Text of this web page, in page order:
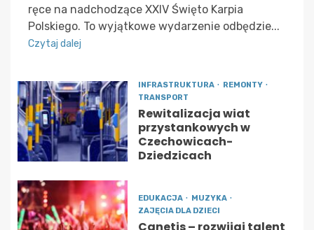
ręce na nadchodzące XXIV Święto Karpia
Polskiego. To wyjątkowe wydarzenie odbędzie...
Czytaj dalej
INFRASTRUKTURA
REMONTY
TRANSPORT
Rewitalizacja wiat
przystankowych w
Czechowicach-
Dziedzicach
EDUKACJA
MUZYKA
ZAJĘCIA DLA DZIECI
Canetis – rozwijaj talent